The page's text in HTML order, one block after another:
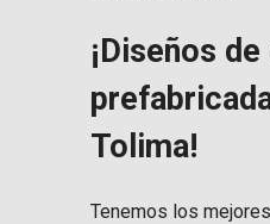
¡Diseños
Tolima!
Tenemos los